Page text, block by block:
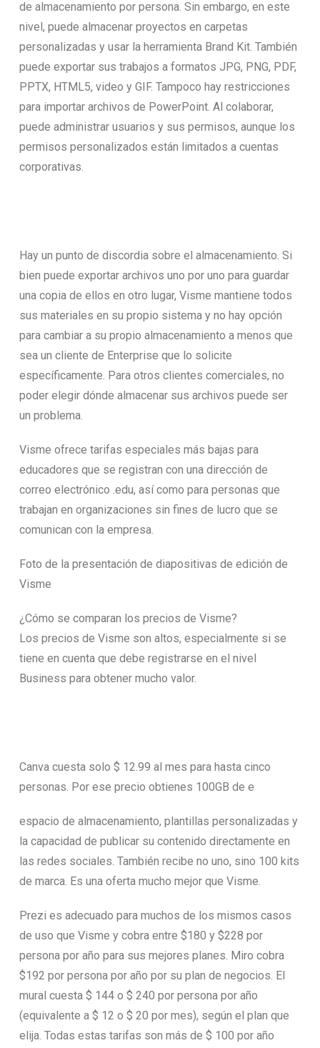
de almacenamiento por persona. Sin embargo, en este
nivel, puede almacenar proyectos en carpetas
personalizadas y usar la herramienta Brand Kit. También
puede exportar sus trabajos a formatos JPG, PNG, PDF,
PPTX, HTML5, video y GIF. Tampoco hay restricciones
para importar archivos de PowerPoint. Al colaborar,
puede administrar usuarios y sus permisos, aunque los
permisos personalizados están limitados a cuentas
corporativas.
Hay un punto de discordia sobre el almacenamiento. Si
bien puede exportar archivos uno por uno para guardar
una copia de ellos en otro lugar, Visme mantiene todos
sus materiales en su propio sistema y no hay opción
para cambiar a su propio almacenamiento a menos que
sea un cliente de Enterprise que lo solicite
específicamente. Para otros clientes comerciales, no
poder elegir dónde almacenar sus archivos puede ser
un problema.
Visme ofrece tarifas especiales más bajas para
educadores que se registran con una dirección de
correo electrónico .edu, así como para personas que
trabajan en organizaciones sin fines de lucro que se
comunican con la empresa.
Foto de la presentación de diapositivas de edición de
Visme
¿Cómo se comparan los precios de Visme?
Los precios de Visme son altos, especialmente si se
tiene en cuenta que debe registrarse en el nivel
Business para obtener mucho valor.
Canva cuesta solo $ 12.99 al mes para hasta cinco
personas. Por ese precio obtienes 100GB de e
espacio de almacenamiento, plantillas personalizadas y
la capacidad de publicar su contenido directamente en
las redes sociales. También recibe no uno, sino 100 kits
de marca. Es una oferta mucho mejor que Visme.
Prezi es adecuado para muchos de los mismos casos
de uso que Visme y cobra entre $180 y $228 por
persona por año para sus mejores planes. Miro cobra
$192 por persona por año por su plan de negocios. El
mural cuesta $ 144 o $ 240 por persona por año
(equivalente a $ 12 o $ 20 por mes), según el plan que
elija. Todas estas tarifas son más de $ 100 por año